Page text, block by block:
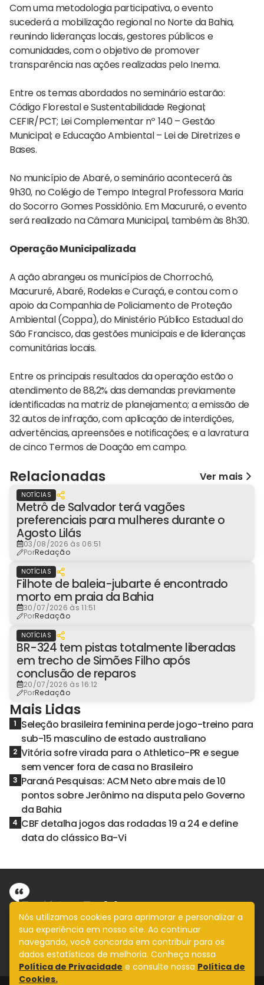
Com uma metodologia participativa, o evento
sucederá a mobilização regional no Norte da Bahia,
reunindo lideranças locais, gestores públicos e
comunidades, com o objetivo de promover
transparência nas ações realizadas pelo Inema.
Entre os temas abordados no seminário estarão:
Código Florestal e Sustentabilidade Regional;
CEFIR/PCT; Lei Complementar nº 140 – Gestão
Municipal; e Educação Ambiental – Lei de Diretrizes e
Bases.
No município de Abaré, o seminário acontecerá às
9h30, no Colégio de Tempo Integral Professora Maria
do Socorro Gomes Possidônio. Em Macururé, o evento
será realizado na Câmara Municipal, também às 8h30.
Operação Municipalizada
A ação abrangeu os municípios de Chorrochó,
Macururé, Abaré, Rodelas e Curaçá, e contou com o
apoio da Companhia de Policiamento de Proteção
Ambiental (Coppa), do Ministério Público Estadual do
São Francisco, das gestões municipais e de lideranças
comunitárias locais.
Entre os principais resultados da operação estão o
atendimento de 88,2% das demandas previamente
identificadas na matriz de planejamento; a emissão de
32 autos de infração, com aplicação de interdições,
advertências, apreensões e notificações; e a lavratura
de cinco Termos de Doação em campo.
Relacionadas Ver mais
NOTÍCIAS
Metrô de Salvador terá vagões
preferenciais para mulheres durante o
Agosto Lilás
03/08/2026 às 06:51
PorRedação
NOTÍCIAS
Filhote de baleia-jubarte é encontrado
morto em praia da Bahia
30/07/2026 às 11:51
PorRedação
NOTÍCIAS
BR-324 tem pistas totalmente liberadas
em trecho de Simões Filho após
conclusão de reparos
20/07/2026 às 16:12
PorRedação
Mais Lidas
1 Seleção brasileira feminina perde jogo-treino para
sub-15 masculino de estado australiano
2 Vitória sofre virada para o Athletico-PR e segue
sem vencer fora de casa no Brasileiro
3 Paraná Pesquisas: ACM Neto abre mais de 10
pontos sobre Jerônimo na disputa pelo Governo
da Bahia
4 CBF detalha jogos das rodadas 19 a 24 e define
data do clássico Ba-Vi
Informação com imparcialidade
SIGA
Nós utilizamos cookies para aprimorar e personalizar a
sua experiência em nosso site. Ao continuar
navegando, você concorda em contribuir para os
dados estatísticos de melhoria. Conheça nossa
Política de Privacidade e consulte nossa Política de
Cookies.